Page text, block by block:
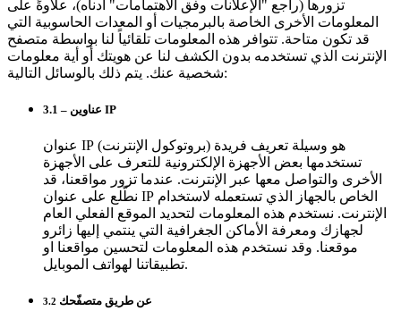
تزورها (راجع "الإعلانات وفق الاهتمامات" أدناه)، علاوةً على
المعلومات الأخرى الخاصة بالبرمجيات أو المعدات الحاسوبية التي
قد تكون متاحة. تتوافر هذه المعلومات تلقائياً لنا بواسطة متصفح
الإنترنت الذي تستخدمه بدون الكشف لنا عن هويتك أو أية معلومات
شخصية عنك. يتم ذلك بالوسائل التالية:
3.1 – عناوين IP
عنوان IP (بروتوكول الإنترنت) هو وسيلة تعريف فريدة
تستخدمها بعض الأجهزة الإلكترونية للتعرف على الأجهزة
الأخرى والتواصل معها عبر الإنترنت. عندما تزور مواقعنا، قد
نطّلع على عنوان IP الخاص بالجهاز الذي تستعمله لاستخدام
الإنترنت. نستخدم هذه المعلومات لتحديد الموقع الفعلي العام
لجهازك ومعرفة الأماكن الجغرافية التي ينتمي إليها زائرو
موقعنا. وقد نستخدم هذه المعلومات لتحسين مواقعنا او
تطبيقاتنا لهواتف الموبايل.
3.2 عن طريق متصفّحك